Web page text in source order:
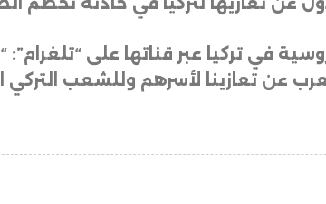
في تركيا عبر قناتها على
عن تعازينا لأسرهم وللشعب التركي